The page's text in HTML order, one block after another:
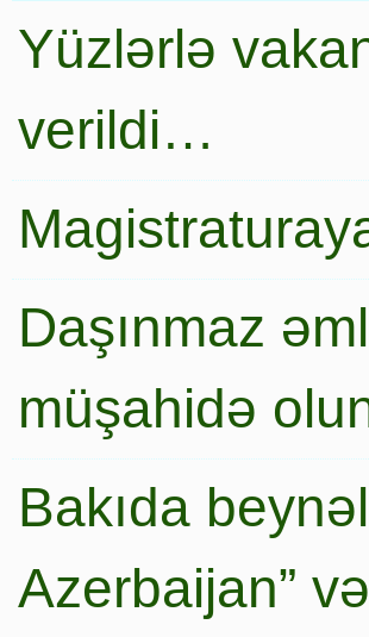
Yüzlərlə
verildi…
Daşınmaz
müşahidə
Bakıda
Azerbaijan”